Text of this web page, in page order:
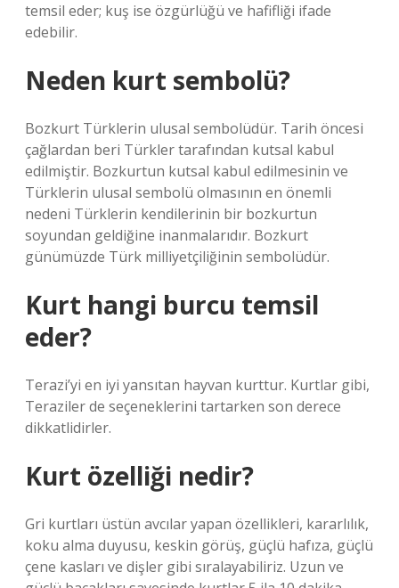
temsil eder; kuş ise özgürlüğü ve hafifliği ifade
edebilir.
Neden kurt sembolü?
Bozkurt Türklerin ulusal sembolüdür. Tarih öncesi
çağlardan beri Türkler tarafından kutsal kabul
edilmiştir. Bozkurtun kutsal kabul edilmesinin ve
Türklerin ulusal sembolü olmasının en önemli
nedeni Türklerin kendilerinin bir bozkurtun
soyundan geldiğine inanmalarıdır. Bozkurt
günümüzde Türk milliyetçiliğinin sembolüdür.
Kurt hangi burcu temsil
eder?
Terazi’yi en iyi yansıtan hayvan kurttur. Kurtlar gibi,
Teraziler de seçeneklerini tartarken son derece
dikkatlidirler.
Kurt özelliği nedir?
Gri kurtları üstün avcılar yapan özellikleri, kararlılık,
koku alma duyusu, keskin görüş, güçlü hafıza, güçlü
çene kasları ve dişler gibi sıralayabiliriz. Uzun ve